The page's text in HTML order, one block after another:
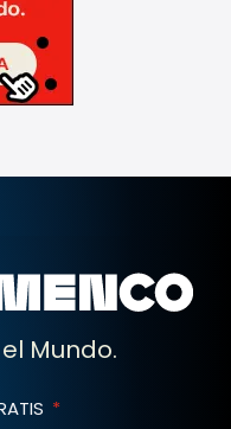
Mundo.